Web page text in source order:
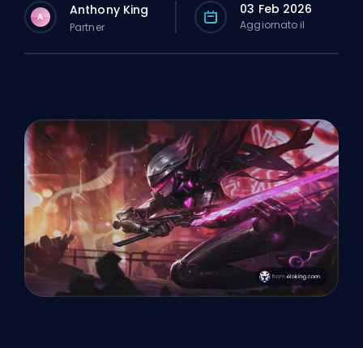
A Anthony King
Partner
03 Feb 2026
Aggiornato il